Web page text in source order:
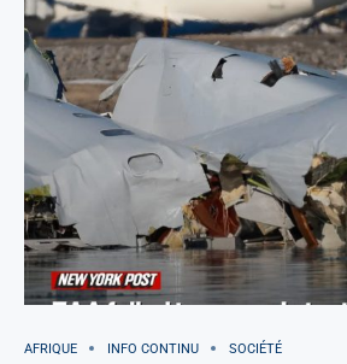
AFRIQUE INFO CONTINU SOCIÉTÉ